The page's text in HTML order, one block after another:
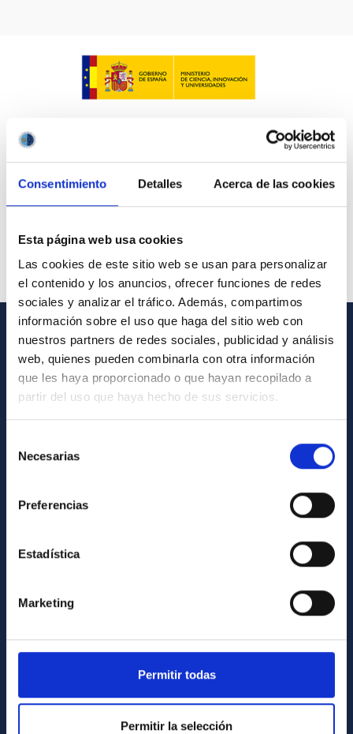
Consentimiento Detalles Acerca de las cookies
Esta página web usa cookies
Las cookies de este sitio web se usan para personalizar
el contenido y los anuncios, ofrecer funciones de redes
sociales y analizar el tráfico. Además, compartimos
información sobre el uso que haga del sitio web con
nuestros partners de redes sociales, publicidad y análisis
web, quienes pueden combinarla con otra información
que les haya proporcionado o que hayan recopilado a
partir del uso que haya hecho de sus servicios.
Necesarias
Preferencias
Estadística
Marketing
Permitir todas
Permitir la selección
INFORMACIÓN GENERAL
Contacto
Biblioteca
Legislación
Igualdad y diversidad de género
Medio Ambiente y Sostenibilidad
Proyectos institucionales